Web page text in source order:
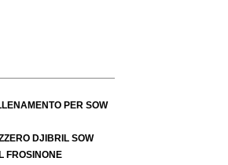
PER SOW
DJIBRIL SOW
FROSINONE